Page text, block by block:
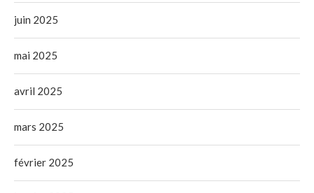
juin 2025
mai 2025
avril 2025
mars 2025
février 2025